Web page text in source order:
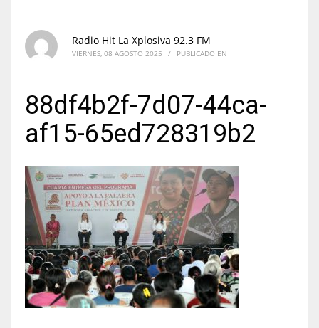
Radio Hit La Xplosiva 92.3 FM
VIERNES, 08 AGOSTO 2025 / PUBLICADO EN
88df4b2f-7d07-44ca-
af15-65ed728319b2